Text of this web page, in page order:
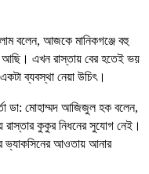
বলেন, আজকে মানিকগঞ্জে বহু
এখন রাস্তায় বের হতেই ভয়
ব্যবস্থা নেয়া উচিৎ।
ডা: মোহাম্মদ আজিজুল হক বলেন,
রাস্তার কুকুর নিধনের সুযোগ নেই।
ভ্যাকসিনের আওতায় আনার